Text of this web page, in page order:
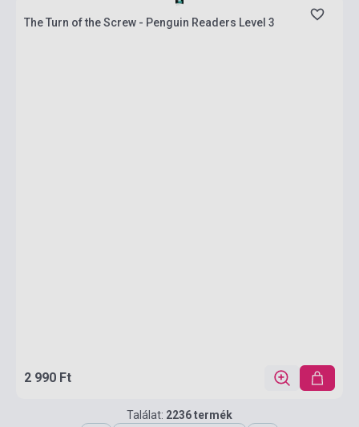
The Turn of the Screw - Penguin Readers Level 3
2 990 Ft
Találat: 2236 termék